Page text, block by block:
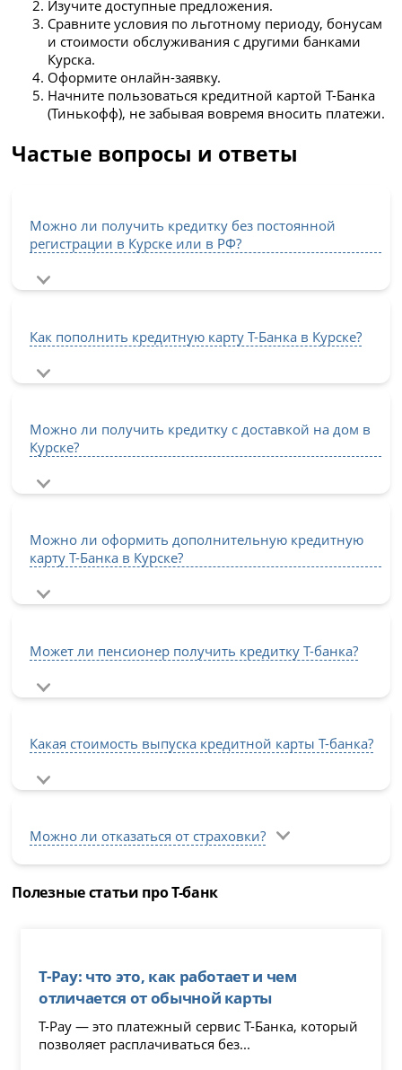
Изучите доступные предложения.
Сравните условия по льготному периоду, бонусам
и стоимости обслуживания с другими банками
Курска.
Оформите онлайн-заявку.
Начните пользоваться кредитной картой Т-Банка
(Тинькофф), не забывая вовремя вносить платежи.
Частые вопросы и ответы
Можно ли получить кредитку без постоянной
регистрации в Курске или в РФ?
Как пополнить кредитную карту Т-Банка в Курске?
Можно ли получить кредитку с доставкой на дом в
Курске?
Можно ли оформить дополнительную кредитную
карту Т-Банка в Курске?
Может ли пенсионер получить кредитку Т-банка?
Какая стоимость выпуска кредитной карты Т-банка?
Можно ли отказаться от страховки?
Полезные статьи про Т-банк
T-Pay: что это, как работает и чем
отличается от обычной карты
T-Pay — это платежный сервис Т-Банка, который
позволяет расплачиваться без...